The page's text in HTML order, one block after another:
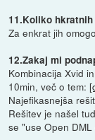
11.Koliko
Za enkrat jih
12.Zakaj mi
Kombinacija Xvid
10min, več o tem:
Najefikasnejša
Rešitev je našel
se "use Open